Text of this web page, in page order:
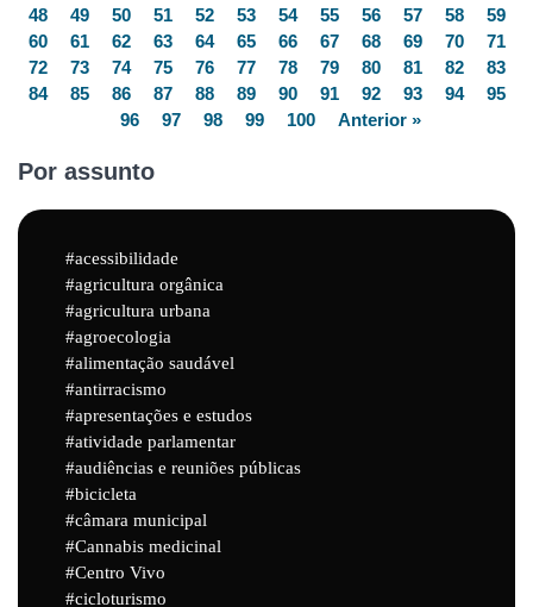
48
49 50 51 52 53 54 55 56 57 58
59
60
61 62 63 64 65 66 67 68 69 70
71
72
73 74 75 76 77 78 79 80 81 82
83
84
85 86 87 88 89 90 91 92 93 94
95
96
97 98 99 100 Anterior »
Por assunto
acessibilidade
agricultura orgânica
agricultura urbana
agroecologia
alimentação saudável
antirracismo
apresentações e estudos
atividade parlamentar
audiências e reuniões públicas
bicicleta
câmara municipal
Cannabis medicinal
Centro Vivo
cicloturismo